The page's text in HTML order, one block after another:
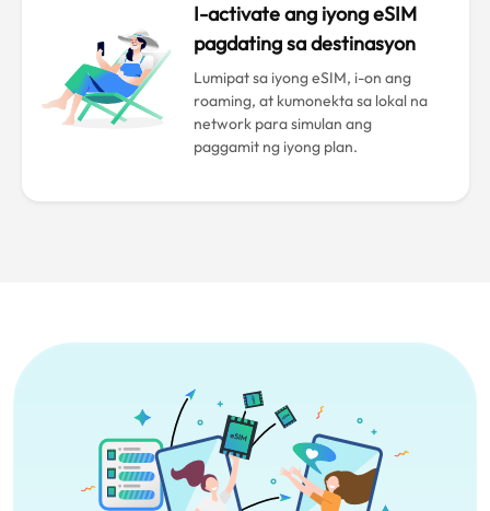
I-activate ang iyong eSIM
pagdating sa destinasyon
Lumipat sa iyong eSIM, i-on ang
roaming, at kumonekta sa lokal na
network para simulan ang
paggamit ng iyong plan.